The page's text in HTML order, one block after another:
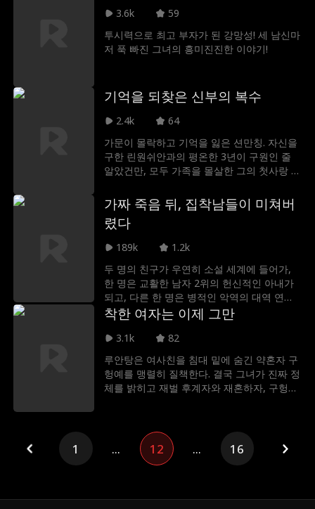
3.6k
59
투시력으로 최고 부자가 된 강망성! 세 남신마
저 푹 빠진 그녀의 흥미진진한 이야기!
기억을 되찾은 신부의 복수
2.4k
64
가문이 몰락하고 기억을 잃은 션만칭. 자신을
구한 린원쉬안과의 평온한 3년이 구원인 줄
알았건만, 모두 가족을 몰살한 그의 첫사랑 린
그녀는 10년간 자신만 바라본 펑톈 군수 셰위
안과 손잡고 복수에 나선다. 용서를 비는 린원
쉬안에게 셰위안은 총을 겨누며 비웃는다. '내
여자에게 네가 속죄할 자격은 없다.'
가짜 죽음 뒤, 집착남들이 미쳐버
렸다
189k
1.2k
두 명의 친구가 우연히 소설 세계에 들어가,
한 명은 교활한 남자 2위의 헌신적인 아내가
되고, 다른 한 명은 병적인 악역의 대역 연인
이 된다. 겉으로는 사랑에 갇혀 있는 것처럼
보이지만, 사실 뒤에서는 호화로운 생활을 즐
기며 돈을 펑펑 쓴다. 3년 후, 백월광 여주가
돌아와 평온한 생활을 깨뜨린다. 비극을 피하
기 위해 두 사람은 죽은 척하며 원래 도시를
탈출하지만, 남자 2위는 ‘그녀’의 죽음으로 후
회와 광기에 빠지고, 병적 악역도 ‘그녀’의 이
년 후, 나이트클럽에서 우연히 재회하며 두 남
자와 다시 얽히게 되고, 사랑과 증오가 교차하
며 진실이 드러나고 운명이 크게 바뀐다.
착한 여자는 이제 그만
3.1k
82
루안탕은 여사친을 침대 밑에 숨긴 약혼자 구
헝예를 맹렬히 질책한다. 결국 그녀가 진짜 정
체를 밝히고 재벌 후계자와 재혼하자, 구헝예
1 ... 12 ... 16